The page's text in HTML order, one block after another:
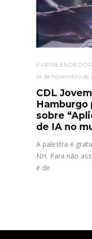
14 de novembro de
CDL
Hamburgo
sobre
de IA no
A palestra é
NH. Para não
é de